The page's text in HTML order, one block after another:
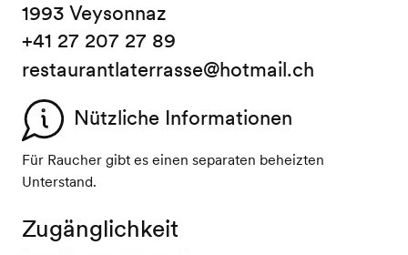
1993 Veysonnaz
+41 27 207 27 89
restaurantlaterrasse@hotmail.ch
Nützliche Informationen
Für Raucher gibt es einen separaten beheizten
Unterstand.
Zugänglichkeit